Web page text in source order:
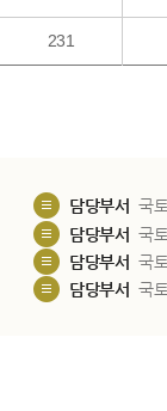
231
담당부서 국
담당부서 국
담당부서 국
담당부서 국